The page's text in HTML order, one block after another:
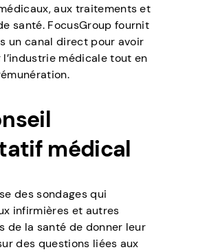
aux traitements et
santé. FocusGroup fournit
un canal direct pour avoir
médicale tout en
médical
des sondages qui
infirmières et autres
de la santé de donner leur
des questions liées aux